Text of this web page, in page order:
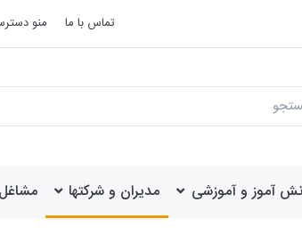
تماس با ما منو
آموز و آموزشی مدیران و شرکتها